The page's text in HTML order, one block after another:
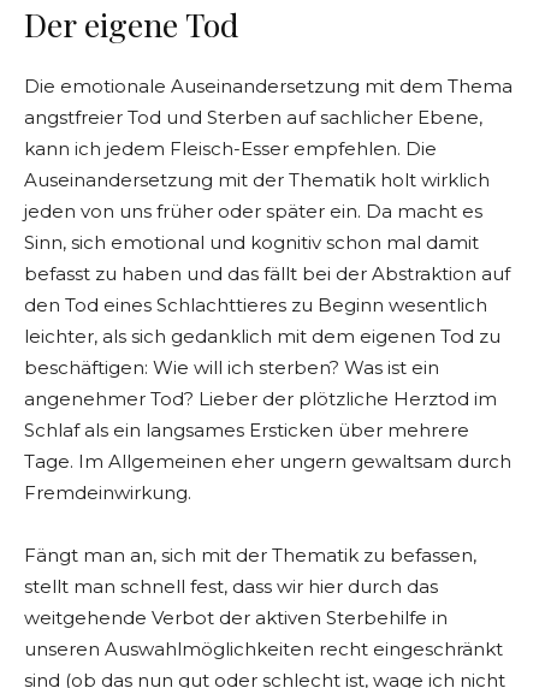
Der eigene Tod
Die emotionale Auseinandersetzung mit dem Thema
angstfreier Tod und Sterben auf sachlicher Ebene,
kann ich jedem Fleisch-Esser empfehlen. Die
Auseinandersetzung mit der Thematik holt wirklich
jeden von uns früher oder später ein. Da macht es
Sinn, sich emotional und kognitiv schon mal damit
befasst zu haben und das fällt bei der Abstraktion auf
den Tod eines Schlachttieres zu Beginn wesentlich
leichter, als sich gedanklich mit dem eigenen Tod zu
beschäftigen: Wie will ich sterben? Was ist ein
angenehmer Tod? Lieber der plötzliche Herztod im
Schlaf als ein langsames Ersticken über mehrere
Tage. Im Allgemeinen eher ungern gewaltsam durch
Fremdeinwirkung.
Fängt man an, sich mit der Thematik zu befassen,
stellt man schnell fest, dass wir hier durch das
weitgehende Verbot der aktiven Sterbehilfe in
unseren Auswahlmöglichkeiten recht eingeschränkt
sind (ob das nun gut oder schlecht ist, wage ich nicht